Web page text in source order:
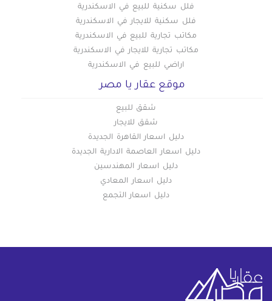
فلل سكنية للبيع في الاسكندرية
فلل سكنية للايجار في الاسكندرية
مكاتب تجارية للبيع في الاسكندرية
مكاتب تجارية للايجار في الاسكندرية
اراضي للبيع في الاسكندرية
موقع عقار يا مصر
شقق للبيع
شقق للايجار
دليل اسعار القاهرة الجديدة
دليل اسعار العاصمة الادارية الجديدة
دليل اسعار المهندسين
دليل اسعار المعادي
دليل اسعار التجمع